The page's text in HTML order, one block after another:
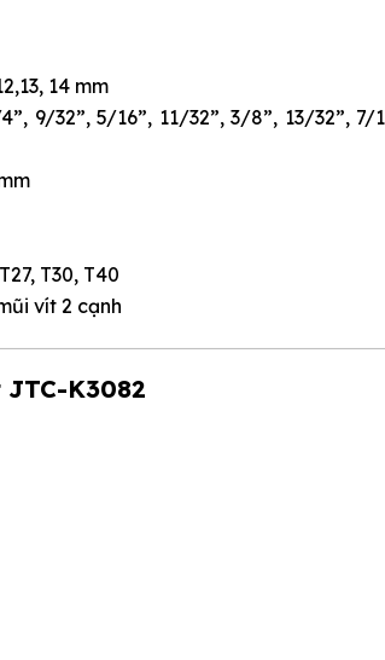
14 mm
9/32”, 5/16”, 11/32”, 3/8”, 13/32”, 7/
T30, T40
vít 2 cạnh
K3082